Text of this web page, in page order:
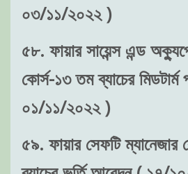
০৩/১১/২০২২ )
৫৮. ফায়ার সায়েন্স এন্ড
কোর্স-১৩ তম ব্যাচের
০১/১১/২০২২ )
৫৯. ফায়ার সেফটি